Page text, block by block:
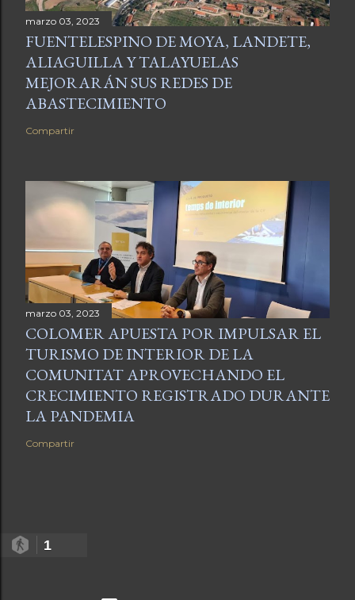
marzo 03, 2023
FUENTELESPINO DE MOYA, LANDETE,
ALIAGUILLA Y TALAYUELAS
MEJORARÁN SUS REDES DE
ABASTECIMIENTO
Compartir
marzo 03, 2023
COLOMER APUESTA POR IMPULSAR EL
TURISMO DE INTERIOR DE LA
COMUNITAT APROVECHANDO EL
CRECIMIENTO REGISTRADO DURANTE
LA PANDEMIA
Compartir
1